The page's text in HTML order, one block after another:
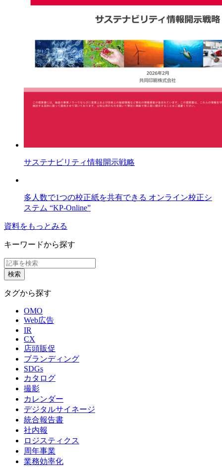
サステナビリティ情報開示戦略
多人数で1つの校正紙を共有できる オンライン校正シ
ステム “KP-Online”
資料をもっとみる
キーワードから探す
タグから探す
OMO
Web広告
IR
CX
店頭販促
ブランディング
SDGs
カタログ
撮影
カレンダー
デジタルサイネージ
統合報告書
社内報
ロジスティクス
周年事業
業務効率化